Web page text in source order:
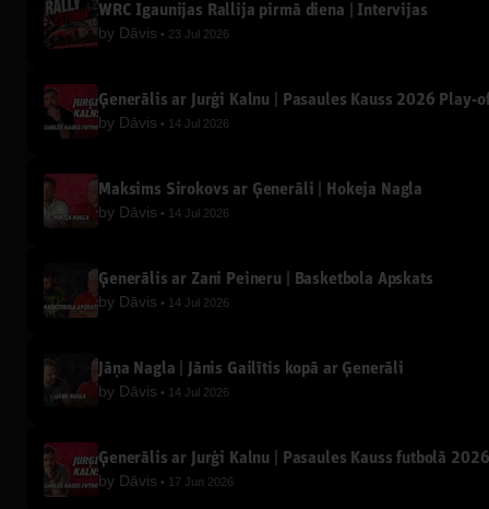
WRC Igaunijas Rallija pirmā diena | Intervijas
by Dāvis 23 Jul 2026
Ģenerālis ar Jurģi Kalnu | Pasaules Kauss 2026 Play-
by Dāvis 14 Jul 2026
Maksims Širokovs ar Ģenerāli | Hokeja Nagla
by Dāvis 14 Jul 2026
Ģenerālis ar Žani Peineru | Basketbola Apskats
by Dāvis 14 Jul 2026
Jāņa Nagla | Jānis Gailītis kopā ar Ģenerāli
by Dāvis 14 Jul 2026
Ģenerālis ar Jurģi Kalnu | Pasaules Kauss futbolā 2026
by Dāvis 17 Jun 2026